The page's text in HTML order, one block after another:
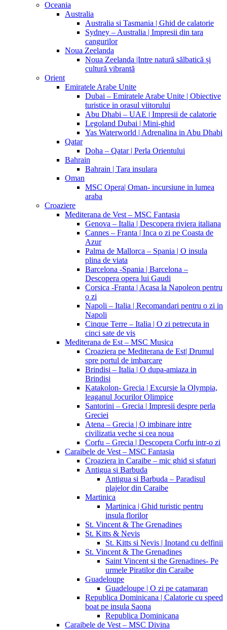
Oceania
Australia
Australia si Tasmania | Ghid de calatorie
Sydney – Australia | Impresii din tara
cangurilor
Noua Zeelanda
Noua Zeelanda |Intre natură sălbatică și
cultură vibrantă
Orient
Emiratele Arabe Unite
Dubai – Emiratele Arabe Unite | Obiective
turistice in orasul viitorului
Abu Dhabi – UAE | Impresii de calatorie
Legoland Dubai | Mini-ghid
Yas Waterworld | Adrenalina in Abu Dhabi
Qatar
Doha – Qatar | Perla Orientului
Bahrain
Bahrain | Tara insulara
Oman
MSC Opera| Oman- incursiune in lumea
araba
Croaziere
Mediterana de Vest – MSC Fantasia
Genova – Italia | Descopera riviera italiana
Cannes – Franta | Inca o zi pe Coasta de
Azur
Palma de Mallorca – Spania | O insula
plina de viata
Barcelona -Spania | Barcelona –
Descopera opera lui Gaudi
Corsica -Franta | Acasa la Napoleon pentru
o zi
Napoli – Italia | Recomandari pentru o zi in
Napoli
Cinque Terre – Italia | O zi petrecuta in
cinci sate de vis
Mediterana de Est – MSC Musica
Croaziera pe Mediterana de Est| Drumul
spre portul de imbarcare
Brindisi – Italia | O dupa-amiaza in
Brindisi
Katakolon- Grecia | Excursie la Olympia,
leaganul Jocurilor Olimpice
Santorini – Grecia | Impresii despre perla
Greciei
Atena – Grecia | O imbinare intre
civilizatia veche si cea noua
Corfu – Grecia | Descopera Corfu intr-o zi
Caraibele de Vest – MSC Fantasia
Croaziera in Caraibe – mic ghid si sfaturi
Antigua si Barbuda
Antigua si Barbuda – Paradisul
plajelor din Caraibe
Martinica
Martinica | Ghid turistic pentru
insula florilor
St. Vincent & The Grenadines
St. Kitts & Nevis
St. Kitts si Nevis | Inotand cu delfinii
St. Vincent & The Grenadines
Saint Vincent si the Grenadines- Pe
urmele Piratilor din Caraibe
Guadeloupe
Guadeloupe | O zi pe catamaran
Republica Dominicana | Calatorie cu speed
boat pe insula Saona
Republica Dominicana
Caraibele de Vest – MSC Divina